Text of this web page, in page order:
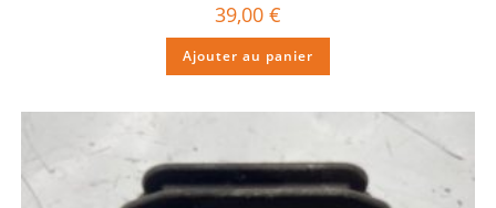
39,00 €
Ajouter au panier